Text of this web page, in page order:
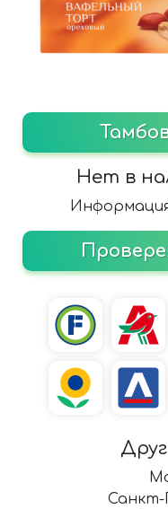
Нет в
Информация
Санкт-